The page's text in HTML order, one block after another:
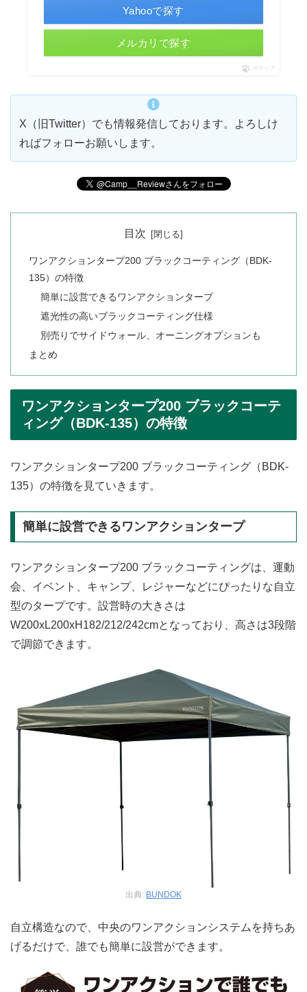
Yahooで探す
メルカリで探す
ポチップ
X（旧Twitter）でも情報発信しております。よろしけ
ればフォローお願いします。
目次
ワンアクションタープ200 ブラックコーティング（BDK-
135）の特徴
簡単に設営できるワンアクションタープ
遮光性の高いブラックコーティング仕様
別売りでサイドウォール、オーニングオプションも
まとめ
ワンアクションタープ200 ブラックコーテ
ィング（BDK-135）の特徴
ワンアクションタープ200 ブラックコーティング（BDK-
135）の特徴を見ていきます。
簡単に設営できるワンアクションタープ
ワンアクションタープ200 ブラックコーティングは、運動
会、イベント、キャンプ、レジャーなどにぴったりな自立
型のタープです。設営時の大きさは
W200xL200xH182/212/242cmとなっており、高さは3段階
で調節できます。
出典: BUNDOK
自立構造なので、中央のワンアクションシステムを持ちあ
げるだけで、誰でも簡単に設営ができます。